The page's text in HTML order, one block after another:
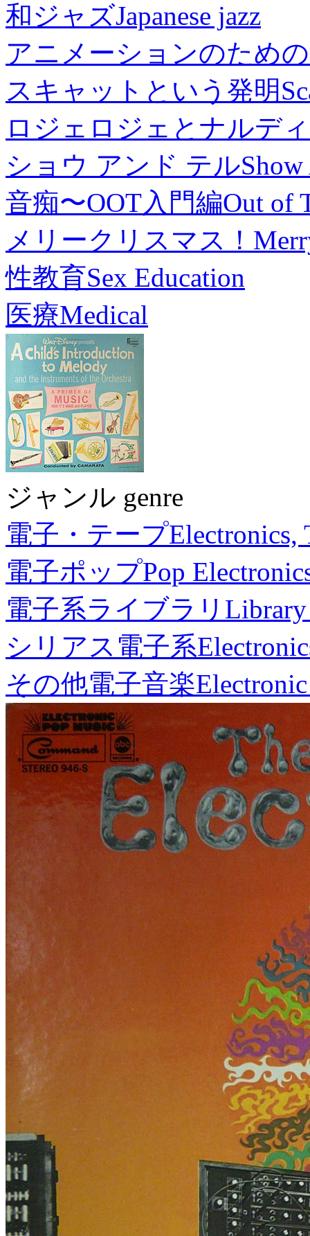
和ジャズJapanese jazz
アニメーションのため
スキャットという発明
ロジェロジェとナルデ
ショウ アンド テル
音痴〜OOT入門編Out of
メリークリスマス！
性教育Sex Education
医療Medical
ジャンル genre
電子・テープElectronics,
電子ポップPop
電子系ライブラリ
シリアス電子系
その他電子音楽